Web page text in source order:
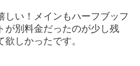
しい！メインもハーフブッフ
が別料金だったのが少し残
しかったです。